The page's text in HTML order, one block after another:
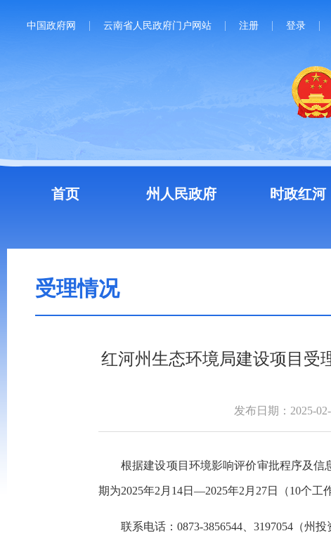
中国政府网 云南省人民政府门户网站 注册 登录
首页 州人民政府 时政红河
受理情况
红河州生态环境局建设项目受
发布日期：2025-
根据建设项目环境影响评价审批程序及信
期为2025年2月14日—2025年2月27日（10个工
联系电话：0873-3856544、3197054（州